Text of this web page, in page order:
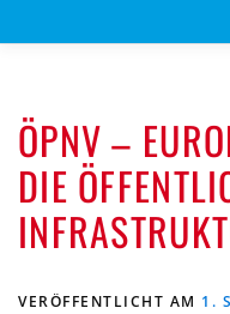
EU-
ARCHIV TERMINE
LANDTAGSWAHL
ÖPNV –
DIE
VERÖFFENTLICHT AM 1.